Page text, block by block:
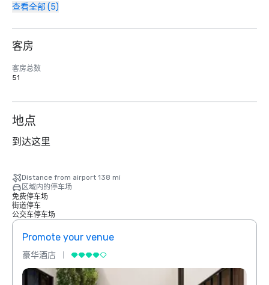
查看全部 (5)
客房
客房总数
51
地点
到达这里
Distance from airport 138 mi
区域内的停车场
免费停车场
街道停车
公交车停车场
Promote your venue
豪华酒店